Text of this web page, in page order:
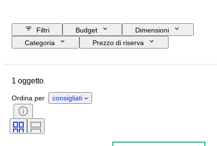
Filtri Budget
Dimensioni
Categoria
Prezzo di riserva
Condizioni
Tipo di moneta
1 oggetto
Ordina per consigliati